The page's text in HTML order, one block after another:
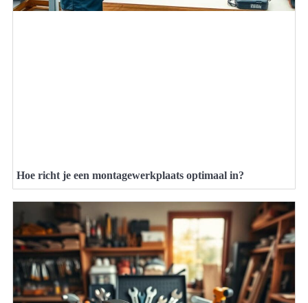
Hoe richt je een montagewerkplaats optimaal in?